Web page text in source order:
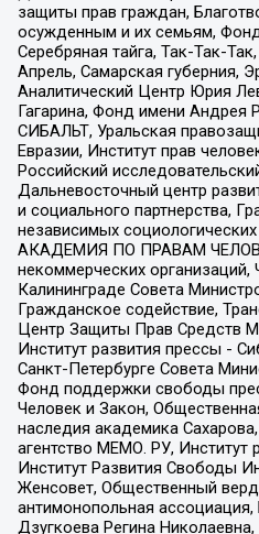
защиты прав граждан,
осужденным и их семьям,
Серебряная тайга, Так-Так-
Апрель, Самарская губерния,
Аналитический Центр Юрия
Гагарина, Фонд имени Андрея
СИБАЛЬТ, Уральская
Евразии, Институт прав
Российский
Дальневосточный центр
и социального партнерства,
независимых
АКАДЕМИЯ ПО ПРАВАМ
некоммерческих организаций,
Калининграде Совета
Гражданское содействие,
Центр Защиты Прав Средств
Институт развития прессы -
Санкт-Петербурге Совета
Фонд поддержки свободы
Человек и Закон,
наследия академика
агентство МЕМО. РУ, Институт
Институт Развития Свободы
Женсовет, Общественный
антимонопольная
Дзугкоева Регина